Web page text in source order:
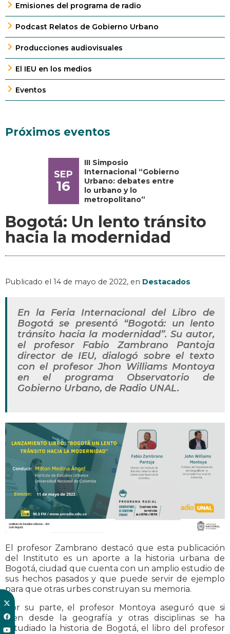
Emisiones del programa de radio
Podcast Relatos de Gobierno Urbano
Producciones audiovisuales
El IEU en los medios
Eventos
Próximos eventos
SEP
16
III Simposio
Internacional “Gobierno
Urbano: debates entre
lo urbano y lo
metropolitano”
Bogotá: Un lento tránsito
hacia la modernidad
Publicado el 14 de mayo de 2022, en Destacados
En la Feria Internacional del Libro de
Bogotá se presentó “Bogotá: un lento
tránsito hacia la modernidad”. Su autor,
el profesor Fabio Zambrano Pantoja
director de IEU, dialogó sobre el texto
con el profesor Jhon Williams Montoya
en el programa Observatorio de
Gobierno Urbano, de Radio UNAL.
El profesor Zambrano destacó que esta publicación
del Instituto es un aporte a la historia urbana de
Bogotá, ciudad que cuenta con un amplio estudio de
sus hechos pasados y que puede servir de ejemplo
para que otras urbes construyan su memoria.
Por su parte, el profesor Montoya aseguró que si
bien desde la geografía y otras disciplinas se ha
estudiado la historia de Bogotá, el libro del profesor